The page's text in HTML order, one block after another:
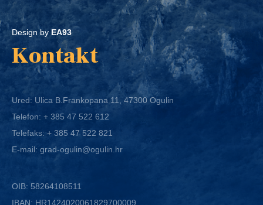
Design by EA93
Kontakt
Ured: Ulica B.Frankopana 11, 47300 Ogulin
Telefon: + 385 47 522 612
Telefaks: + 385 47 522 821
E-mail: grad-ogulin@ogulin.hr
OIB: 58264108511
IBAN: HR1424020061829700009